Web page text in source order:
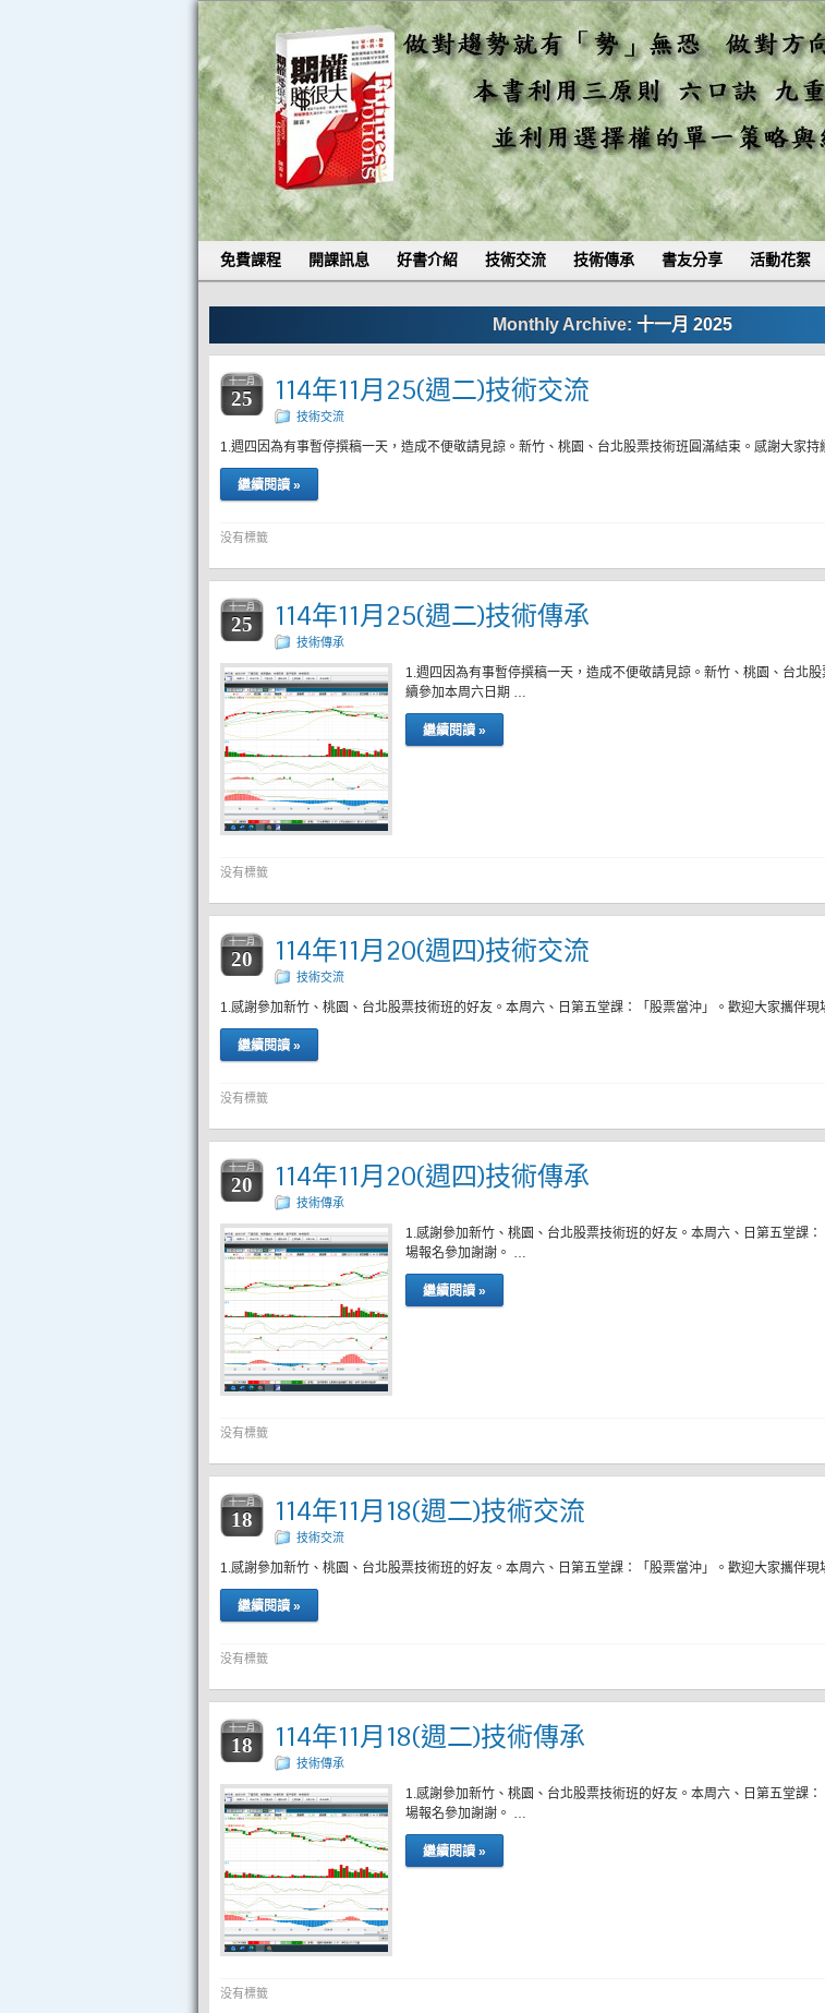
免費課程 開課訊息 好書介紹 技術交流 技術傳承 書友分享 活動花絮
Monthly Archive: 十一月 2025
十一月
25 114年11月25(週二)技術交流
技術交流
1.週四因為有事暫停撰稿一天，造成不便敬請見諒。新竹、桃園、台北股票技術班圓滿結束。感謝大家
繼續閱讀 »
没有標籤
十一月
25 114年11月25(週二)技術傳承
技術傳承
1.週四因為有事暫停撰稿一天，造成不便敬請見諒。新竹、桃園、台北
續參加本周六日期 …
繼續閱讀 »
没有標籤
十一月
20 114年11月20(週四)技術交流
技術交流
1.感謝參加新竹、桃園、台北股票技術班的好友。本周六、日第五堂課：「股票當沖」。歡迎大家攜伴
繼續閱讀 »
没有標籤
十一月
20 114年11月20(週四)技術傳承
技術傳承
1.感謝參加新竹、桃園、台北股票技術班的好友。本周六、日第五堂課
場報名參加謝謝。 …
繼續閱讀 »
没有標籤
十一月
18 114年11月18(週二)技術交流
技術交流
1.感謝參加新竹、桃園、台北股票技術班的好友。本周六、日第五堂課：「股票當沖」。歡迎大家攜伴
繼續閱讀 »
没有標籤
十一月
18 114年11月18(週二)技術傳承
技術傳承
1.感謝參加新竹、桃園、台北股票技術班的好友。本周六、日第五堂課
場報名參加謝謝。 …
繼續閱讀 »
没有標籤